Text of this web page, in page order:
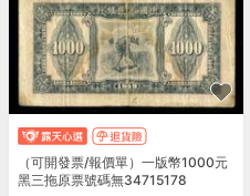
（可開發票/報價單）一版幣1000元
黑三拖原票號碼無34715178